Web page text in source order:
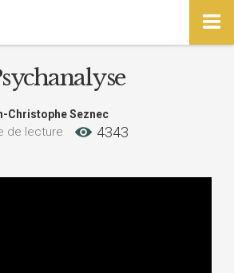
Christophe Seznec
de lecture 4343